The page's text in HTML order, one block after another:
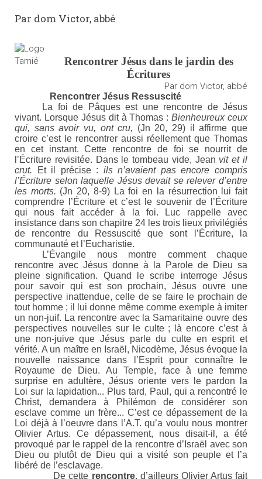
Par dom Victor, abbé
Rencontrer Jésus dans le jardin des
Écritures
Par dom Victor, abbé
Rencontrer Jésus Ressuscité
La foi de Pâques est une rencontre de Jésus
vivant. Lorsque Jésus dit à Thomas :Bienheureux ceux
qui, sans avoir vu, ont cru, (Jn 20, 29) il affirme que
croire c’est le rencontrer aussi réellement que Thomas
en cet instant. Cette rencontre de foi se nourrit de
l’Écriture revisitée. Dans le tombeau vide, Jean vit et il
crut.
Et il précise : ils n’avaient pas encore compris
l’Écriture selon laquelle Jésus devait se relever d’entre
les morts. (Jn 20, 8-9) La foi en la résurrection lui fait
comprendre l’Écriture et c’est le souvenir de l’Écriture
qui nous fait accéder à la foi. Luc rappelle avec
insistance dans son chapitre 24 les trois lieux privilégiés
de rencontre du Ressuscité que sont l’Écriture, la
communauté et l’Eucharistie.
L’Évangile nous montre comment chaque
rencontre avec Jésus donne à la Parole de Dieu sa
pleine signification. Quand le scribe interroge Jésus
pour savoir qui est son prochain, Jésus ouvre une
perspective inattendue, celle de se faire le prochain de
tout homme ; il lui donne même comme exemple à imiter
un non-juif. La rencontre avec la Samaritaine ouvre des
perspectives nouvelles sur le culte ; là encore c’est à
une non-juive que Jésus parle du culte en esprit et
vérité. A un maître en Israël, Nicodème, Jésus évoque la
nouvelle naissance dans l’Esprit pour connaître le
Royaume de Dieu. Au Temple, face à une femme
surprise en adultère, Jésus oriente vers le pardon la
Loi sur la lapidation... Plus tard, Paul, qui a rencontré le
Christ, demandera à Philémon de considérer son
esclave comme un frère... C’est ce dépassement de la
Loi déjà à l’oeuvre dans l’A.T. qu’a voulu nous montrer
Olivier Artus. Ce dépassement, nous disait-il, a été
provoqué par le rappel de la rencontre d’Israël avec son
Dieu ou plutôt de Dieu qui a visité son peuple et l’a
libéré de l’esclavage.
De cette rencontre, d’ailleurs Olivier Artus fait